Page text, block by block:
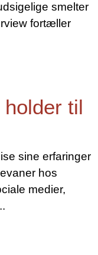
smelter
fortæller
til
sine erfaringer
hos
medier,